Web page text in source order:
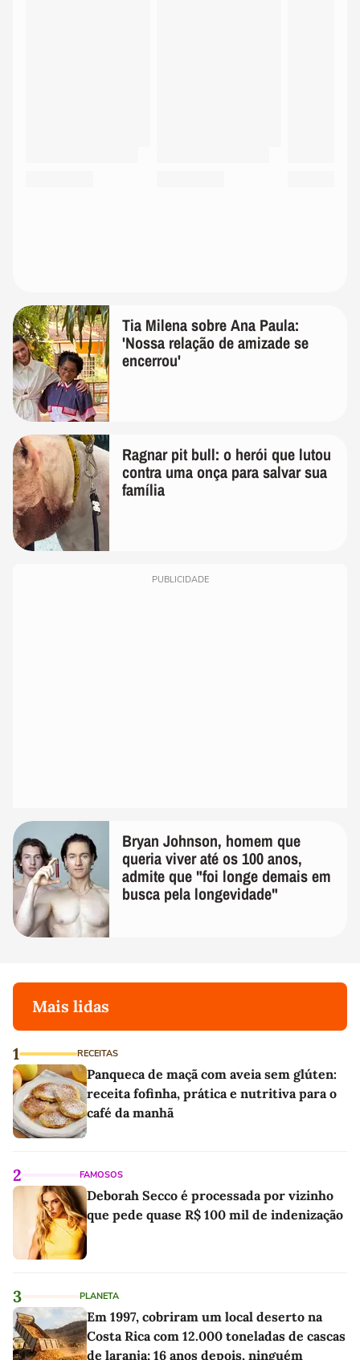
Tia Milena sobre Ana Paula:
'Nossa relação de amizade se
encerrou'
Ragnar pit bull: o herói que lutou
contra uma onça para salvar sua
família
PUBLICIDADE
Bryan Johnson, homem que
queria viver até os 100 anos,
admite que "foi longe demais em
busca pela longevidade"
Mais lidas
1 RECEITAS
Panqueca de maçã com aveia sem glúten:
receita fofinha, prática e nutritiva para o
café da manhã
2 FAMOSOS
Deborah Secco é processada por vizinho
que pede quase R$ 100 mil de indenização
3 PLANETA
Em 1997, cobriram um local deserto na
Costa Rica com 12.000 toneladas de cascas
de laranja; 16 anos depois, ninguém